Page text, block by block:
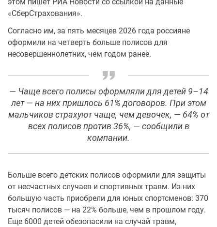
этом пишет РИА Новости со ссылкой на данные
«СберСтрахования».
Согласно им, за пять месяцев 2026 года россияне
оформили на четверть больше полисов для
несовершеннолетних, чем годом ранее.
— Чаще всего полисы оформляли для детей 9–14
лет — на них пришлось 61% договоров. При этом
мальчиков страхуют чаще, чем девочек, — 64% от
всех полисов против 36%, — сообщили в
компании.
Больше всего детских полисов оформили для защиты
от несчастных случаев и спортивных травм. Из них
большую часть приобрели для юных спортсменов: 370
тысяч полисов — на 22% больше, чем в прошлом году.
Еще 6000 детей обезопасили на случай травм,